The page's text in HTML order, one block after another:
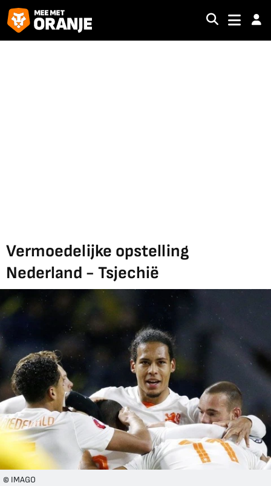
Vermoedelijke opstelling
Nederland - Tsjechië
© IMAGO